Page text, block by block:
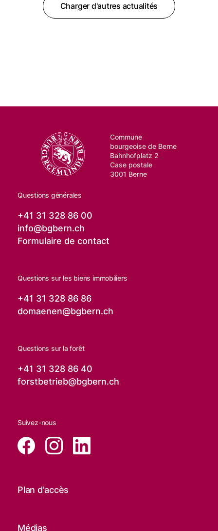
Charger d'autres actualités
Commune
bourgeoise de Berne
Bahnhofplatz 2
Case postale
3001 Berne
Questions générales
+41 31 328 86 00
info@bgbern.ch
Formulaire de contact
Questions sur les biens immobiliers
+41 31 328 86 86
domaenen@bgbern.ch
Questions sur la forêt
+41 31 328 86 40
forstbetrieb@bgbern.ch
Suivez-nous
Plan d'accès
Médias